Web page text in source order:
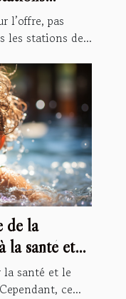
l’offre, pas
les stations de...
de la
la santé et
enfants
santé et le
ce...